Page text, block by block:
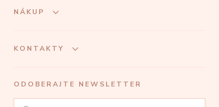
NÁKUP
KONTAKTY
ODOBERAJTE NEWSLETTER